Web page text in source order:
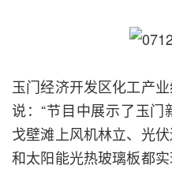
玉门经济开发区化工产
说：“节目中展示了玉
戈壁滩上风机林立、光
和太阳能光热玻璃板都